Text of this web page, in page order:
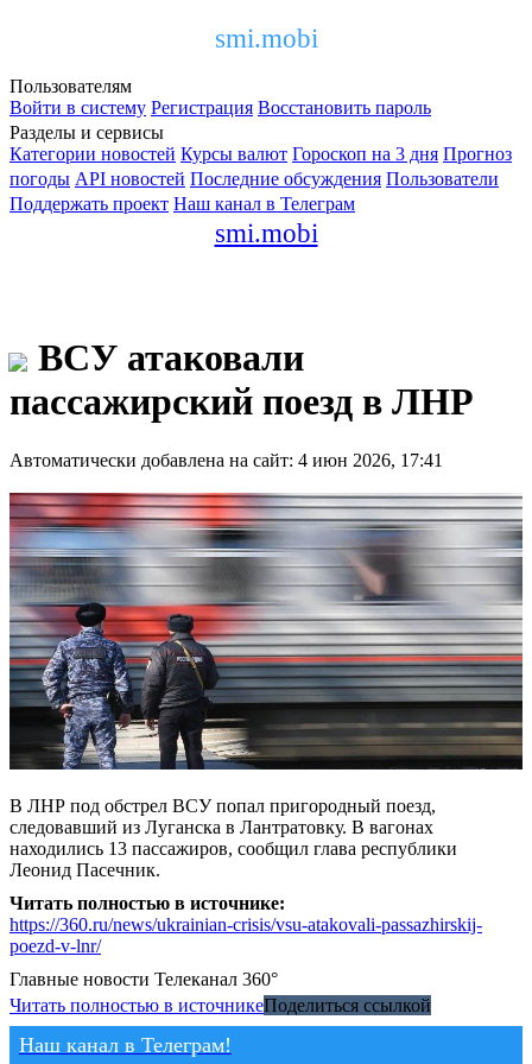
smi.mobi
Пользователям
Войти в систему Регистрация Восстановить пароль
Разделы и сервисы
Категории новостей Курсы валют Гороскоп на 3 дня Прогноз
погоды API новостей Последние обсуждения Пользователи
Поддержать проект Наш канал в Телеграм
smi.mobi
ВСУ атаковали
пассажирский поезд в ЛНР
Автоматически добавлена на сайт: 4 июн 2026, 17:41
В ЛНР под обстрел ВСУ попал пригородный поезд,
следовавший из Луганска в Лантратовку. В вагонах
находились 13 пассажиров, сообщил глава республики
Леонид Пасечник.
Читать полностью в источнике:
https://360.ru/news/ukrainian-crisis/vsu-atakovali-passazhirskij-
poezd-v-lnr/
Главные новости Телеканал 360°
Читать полностью в источникеПоделиться ссылкой
Наш канал в Телеграм!